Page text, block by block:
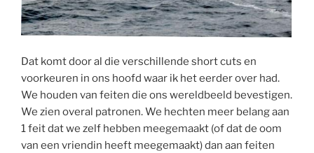
Dat komt door al die verschillende short cuts en
voorkeuren in ons hoofd waar ik het eerder over had.
We houden van feiten die ons wereldbeeld bevestigen.
We zien overal patronen. We hechten meer belang aan
1 feit dat we zelf hebben meegemaakt (of dat de oom
van een vriendin heeft meegemaakt) dan aan feiten